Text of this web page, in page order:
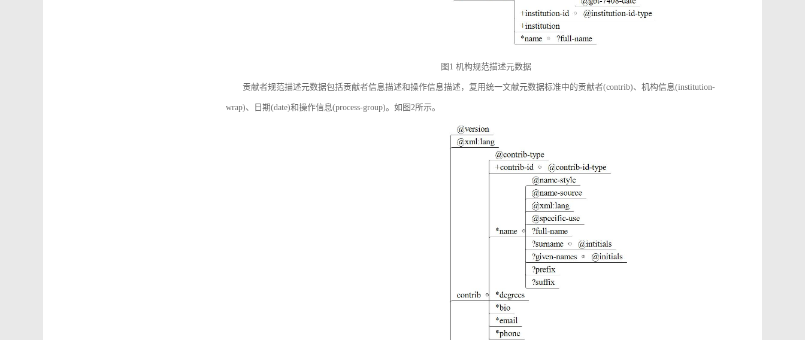
图1 机构规范描述元数据
贡献者规范描述元数据包括贡献者信息描述和操作信息描述，复用统一文献元数据标准中的贡献者(contrib)、机构信息(institution-
wrap)、日期(date)和操作信息(process-group)。如图2所示。